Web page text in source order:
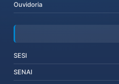
Ouvidoria
SESI
SENAI